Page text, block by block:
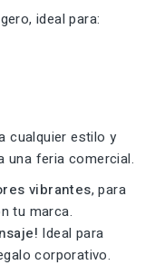
ideal para:
cualquier estilo y
una feria comercial.
vibrantes, para
tu marca.
Ideal para
corporativo.